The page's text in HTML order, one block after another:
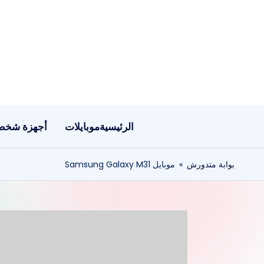
الرئيسيةموبايلات أجهزة
بوابة متدورش » موبايل Samsung Galaxy M31